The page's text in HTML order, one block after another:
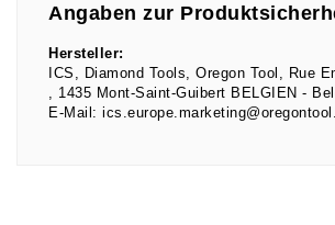
Angaben zur
Hersteller:
ICS, Diamond Tools, Oregon Tool
Rue
1435 Mont-Saint-Guibert BELGIEN
E-Mail: